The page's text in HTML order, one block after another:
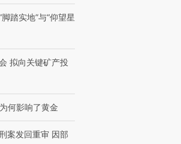
踏实地”与“仰望星
拟向关键矿产投
何影响了黄金
案发回重审 因部